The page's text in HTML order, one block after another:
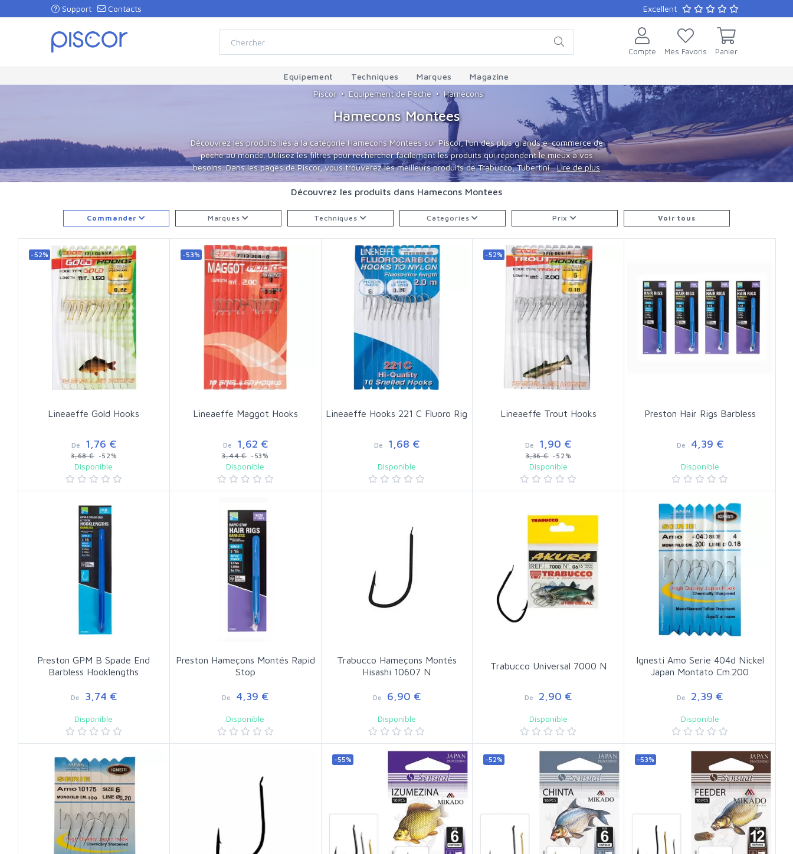
Support Contacts Excellent
Compte Mes Favoris Panier
Equipement Techniques Marques
Magazine
Piscor
Equipement de Pêche Hamecons
Hamecons Montees
Découvrez les produits liés à la catégorie Hamecons Montees sur Piscor, l'un des plus grands e-commerce de
pêche au monde. Utilisez les filtres pour rechercher facilement les produits qui répondent le mieux à vos
besoins. Dans les pages de Piscor, vous trouverez les meilleurs produits de Trabucco, Tubertini... Lire de plus
Découvrez les produits dans Hamecons Montees
Commander Marques Techniques Categories Prix Voir tous
-52%
Lineaeffe Gold Hooks
De 1,76 €
3,68 €-52%
Disponible
-53%
Lineaeffe Maggot Hooks
De 1,62 €
3,44 € -53%
Disponible
Lineaeffe Hooks 221 C Fluoro Rig
De 1,68 €
Disponible
-52%
Lineaeffe Trout Hooks
De 1,90 €
3,36 €-52%
Disponible
Preston Hair Rigs Barbless
De 4,39 €
Disponible
Preston GPM B Spade End
Barbless Hooklengths
De 3,74 €
Disponible
Preston Hameçons Montés Rapid
Stop
De 4,39 €
Disponible
Trabucco Hameçons Montés
Hisashi 10607 N
De 6,90 €
Disponible
Trabucco Universal 7000 N
De 2,90 €
Disponible
Ignesti Amo Serie 404d Nickel
Japan Montato Cm.200
De 2,39 €
Disponible
-55% -52% -53%